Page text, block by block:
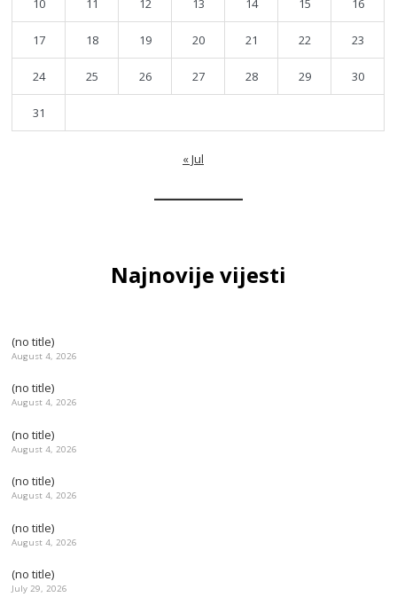
10 11 12 13 14 15 16
17 18 19 20 21 22 23
24 25 26 27 28 29 30
31
« Jul
Najnovije vijesti
(no title)
August 4, 2026
(no title)
August 4, 2026
(no title)
August 4, 2026
(no title)
August 4, 2026
(no title)
August 4, 2026
(no title)
July 29, 2026